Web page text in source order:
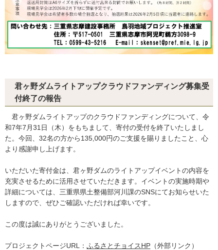
君ヶ野ダムライトアップクラウドファンディング募集受
付終了の報告
君ヶ野ダムライトアップのクラウドファンディングについて、令
和7年7月31日（木）をもちまして、寄付の受付を終了いたしまし
た。今回、32名の方から135,000円のご支援を賜りましたこと、心
より感謝申し上げます。
いただいた寄付金は、君ヶ野ダムのライトアップイベントの内容を
充実させるために活用させていただきます。イベントの実施時期や
詳細については、三重県県土整備部河川課のSNSにてお知らせいた
しますので、ぜひご確認いただければ幸いです。
この度は誠にありがとうございました。
プロジェクトページURL： ふるさとチョイスHP （外部リンク）